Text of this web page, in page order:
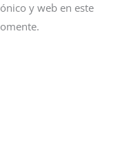
y web en este